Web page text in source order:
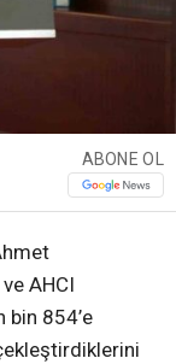
ABONE OL
AHCI
bin 854’e